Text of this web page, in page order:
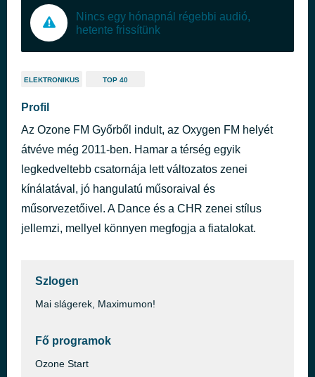
Nincs egy hónapnál régebbi audió,
hetente frissítünk
ELEKTRONIKUS TOP 40
Profil
Az Ozone FM Győrből indult, az Oxygen FM helyét
átvéve még 2011-ben. Hamar a térség egyik
legkedveltebb csatornája lett változatos zenei
kínálatával, jó hangulatú műsoraival és
műsorvezetőivel. A Dance és a CHR zenei stílus
jellemzi, mellyel könnyen megfogja a fiatalokat.
Szlogen
Mai slágerek, Maximumon!
Fő programok
Ozone Start